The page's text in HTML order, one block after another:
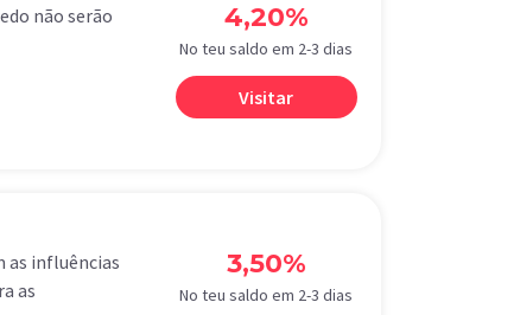
não serão
4,20%
No teu saldo em 2-3 dias
Visitar
as influências
as
3,50%
No teu saldo em 2-3 dias